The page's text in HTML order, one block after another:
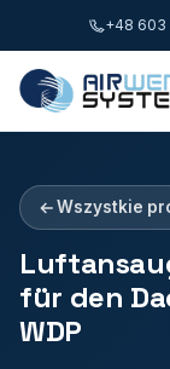
+48 603
Wszystkie
für den
WDP